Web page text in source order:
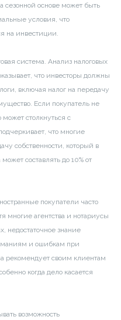
сезонной основе может быть
условия, что
на инвестиции.
система. Анализ налоговых
что инвесторы должны
включая налог на передачу
Если покупатель не
может столкнуться с
что многие
собственности, который в
составлять до 10% от
покупатели часто
многие агентства и нотариусы
недостаточное знание
и ошибкам при
рекомендует своим клиентам
когда дело касается
возможность